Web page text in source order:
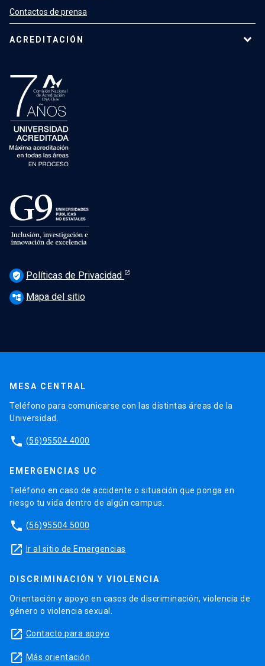
Contactos de prensa
ACREDITACIÓN
verified_user Políticas de Privacidad
account_tree Mapa del sitio
MESA CENTRAL
Teléfono para comunicarse con las distintas áreas de la
Universidad.
phone (56)95504 4000
EMERGENCIAS UC
Teléfono en caso de accidente o situación que ponga en
riesgo tu vida dentro de algún campus.
phone (56)95504 5000
launch Ir al sitio de Emergencias
DISCRIMINACIÓN Y VIOLENCIA
Orientación y apoyo en casos de discriminación, violencia de
género o violencia sexual.
launch Contacto para apoyo
launch Más orientación